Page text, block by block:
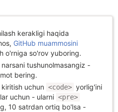
kerakligi haqida
GitHub muammosini
o'rniga so'rov yuboring.
tushunolmasangiz -
bering.
uchun <code> yorlig'ini
uchun - ularni <pre>
10 satrdan ortiq bo'lsa -